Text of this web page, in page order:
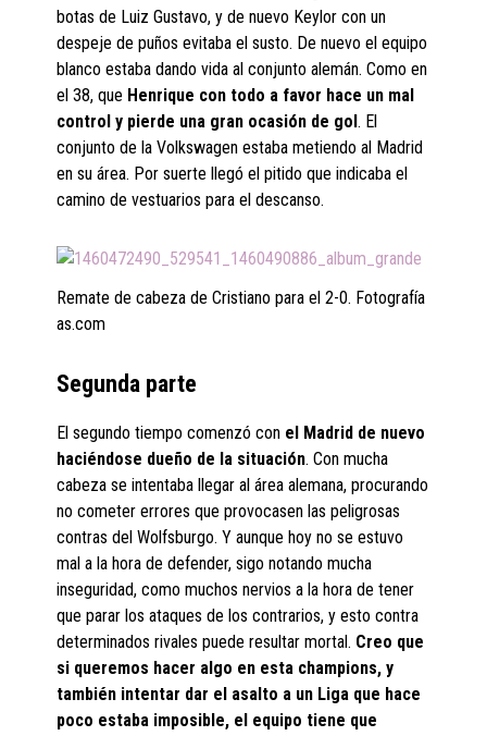
botas de Luiz Gustavo, y de nuevo Keylor con un
despeje de puños evitaba el susto. De nuevo el equipo
blanco estaba dando vida al conjunto alemán. Como en
el 38, que Henrique con todo a favor hace un mal
control y pierde una gran ocasión de gol. El
conjunto de la Volkswagen estaba metiendo al Madrid
en su área. Por suerte llegó el pitido que indicaba el
camino de vestuarios para el descanso.
Remate de cabeza de Cristiano para el 2-0. Fotografía
as.com
Segunda parte
El segundo tiempo comenzó con el Madrid de nuevo
haciéndose dueño de la situación. Con mucha
cabeza se intentaba llegar al área alemana, procurando
no cometer errores que provocasen las peligrosas
contras del Wolfsburgo. Y aunque hoy no se estuvo
mal a la hora de defender, sigo notando mucha
inseguridad, como muchos nervios a la hora de tener
que parar los ataques de los contrarios, y esto contra
determinados rivales puede resultar mortal. Creo que
si queremos hacer algo en esta champions, y
también intentar dar el asalto a un Liga que hace
poco estaba imposible, el equipo tiene que